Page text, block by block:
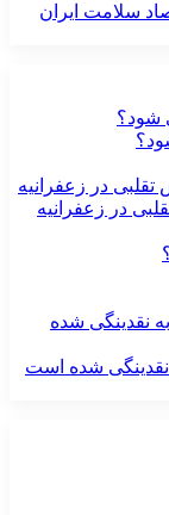
سلامت ایران
در زعفرانیه